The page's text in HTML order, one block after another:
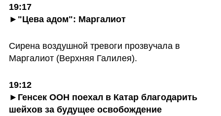
19:17
►"Цева адом": Маргалиот
Сирена воздушной тревоги прозвучала в
Маргалиот (Верхняя Галилея).
19:12
►Генсек ООН поехал в Катар благодарить
шейхов за будущее освобождение